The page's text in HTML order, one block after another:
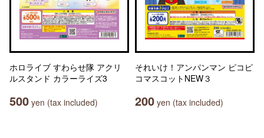
ホロライブ すわらせ隊 アクリ
ルスタンド カラーライズ3
500 yen (tax included)
それいけ！アンパンマン ピコピ
コマスコットNEW３
200 yen (tax included)